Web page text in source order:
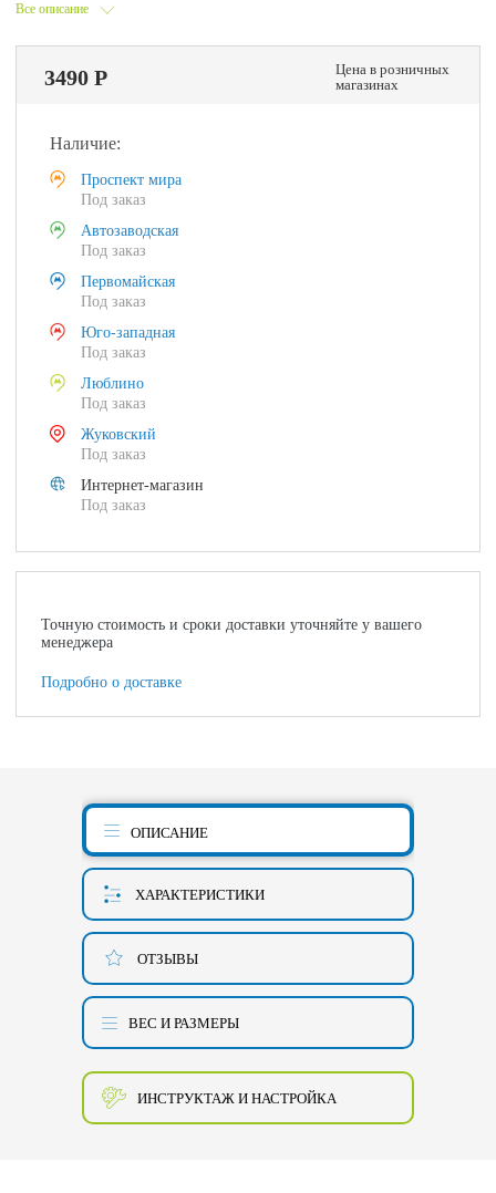
Все описание
3490 Р
Цена в розничных
магазинах
Наличие:
Проспект мира
Под заказ
Автозаводская
Под заказ
Первомайская
Под заказ
Юго-западная
Под заказ
Люблино
Под заказ
Жуковский
Под заказ
Интернет-магазин
Под заказ
Точную стоимость и сроки доставки уточняйте у вашего
менеджера
Подробно о доставке
ОПИСАНИЕ
ХАРАКТЕРИСТИКИ
ОТЗЫВЫ
ВЕС И РАЗМЕРЫ
ИНСТРУКТАЖ И НАСТРОЙКА